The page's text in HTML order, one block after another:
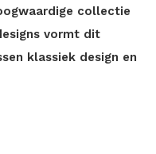
collectie
vormt dit
klassiek design en